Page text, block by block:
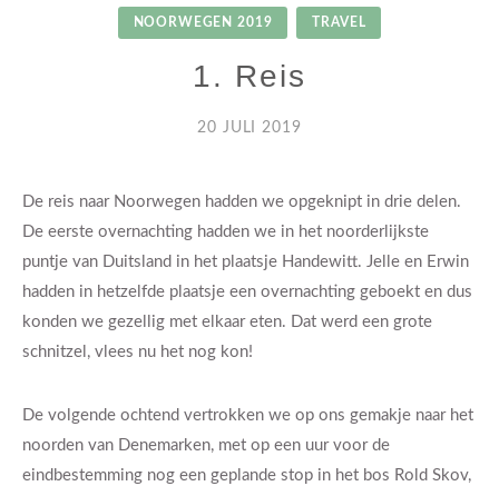
NOORWEGEN 2019 TRAVEL
1. Reis
20 JULI 2019
De reis naar Noorwegen hadden we opgeknipt in drie delen.
De eerste overnachting hadden we in het noorderlijkste
puntje van Duitsland in het plaatsje Handewitt. Jelle en Erwin
hadden in hetzelfde plaatsje een overnachting geboekt en dus
konden we gezellig met elkaar eten. Dat werd een grote
schnitzel, vlees nu het nog kon!
De volgende ochtend vertrokken we op ons gemakje naar het
noorden van Denemarken, met op een uur voor de
eindbestemming nog een geplande stop in het bos Rold Skov,